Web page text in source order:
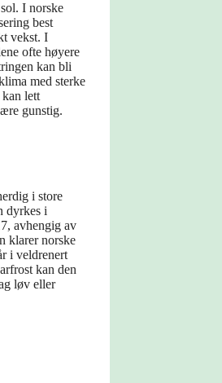
I norske
best
vekst. I
ofte høyere
kan bli
med sterke
kan lett
gunstig.
i store
dyrkes i
avhengig av
klarer norske
i veldrenert
kan den
løv eller